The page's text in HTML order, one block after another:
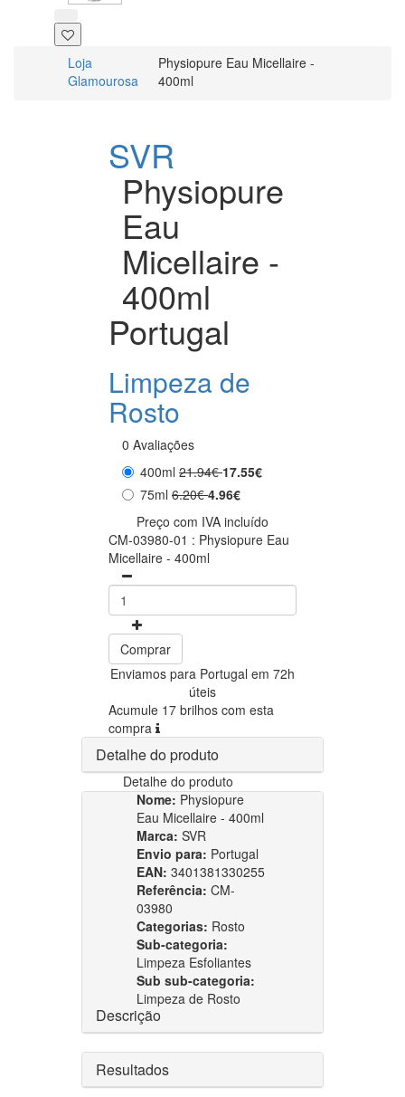
Loja
Glamourosa
Physiopure Eau Micellaire -
400ml
SVR
Physiopure
Eau
Micellaire -
400ml
Portugal
Limpeza de
Rosto
0 Avaliações
400ml 21.94€17.55€
75ml 6.20€4.96€
Preço com IVA incluído
CM-03980-01 : Physiopure Eau
Micellaire - 400ml
Comprar
Enviamos para Portugal em 72h
úteis
Acumule 17 brilhos com esta
compra
Detalhe do produto
Detalhe do produto
Nome: Physiopure
Eau Micellaire - 400ml
Marca: SVR
Envio para: Portugal
EAN: 3401381330255
Referência: CM-
03980
Categorias: Rosto
Sub-categoria:
Limpeza Esfoliantes
Sub sub-categoria:
Limpeza de Rosto
Descrição
Resultados